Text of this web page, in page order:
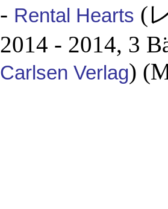
- Rental Hearts (
2014 - 2014, 3
Carlsen Verlag)